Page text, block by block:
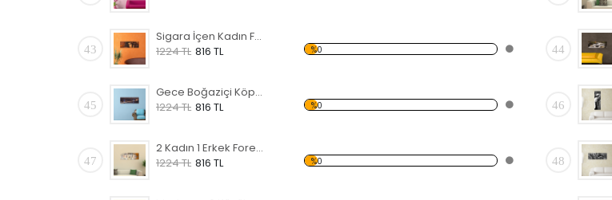
43
Sigara İçen Kadın Forex Tablo
1224 TL 816 TL %0 44
45
Gece Boğaziçi Köprüsü Forex Tablo
1224 TL 816 TL %0 46
47
2 Kadın 1 Erkek Forex Tablo
1224 TL 816 TL %0 48